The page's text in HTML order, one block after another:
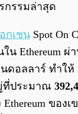
กรรมล่าสุด
กเชน Spot On
น Ethereum ผ่
อลลาร์ ทำให้
ที่ประมาณ
ของเ